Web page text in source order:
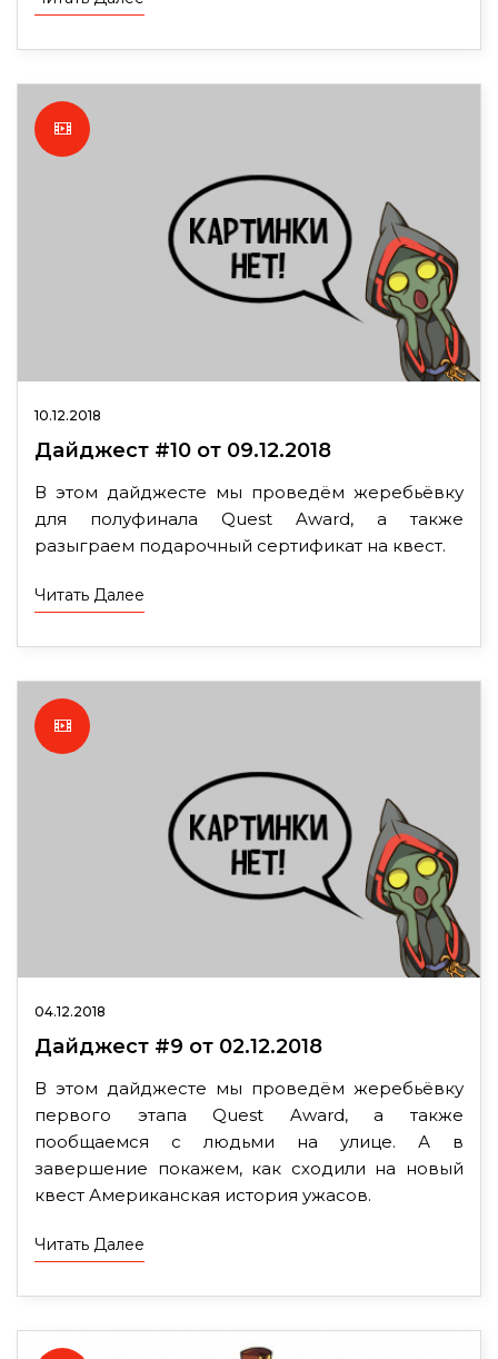
10.12.2018
Дайджест #10 от 09.12.2018
В этом дайджесте мы проведём жеребьёвку
для полуфинала Quest Award, а также
разыграем подарочный сертификат на квест.
Читать Далее
04.12.2018
Дайджест #9 от 02.12.2018
В этом дайджесте мы проведём жеребьёвку
первого этапа Quest Award, а также
пообщаемся с людьми на улице. А в
завершение покажем, как сходили на новый
квест Американская история ужасов.
Читать Далее